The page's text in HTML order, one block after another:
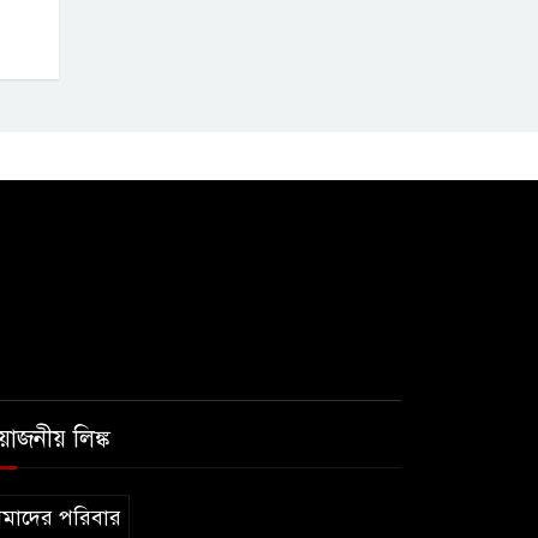
লিঙ্ক
পরিবার